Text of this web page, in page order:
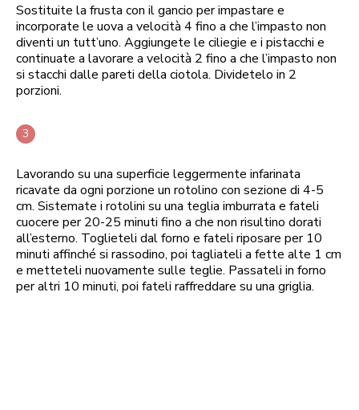
Sostituite la frusta con il gancio per impastare e
incorporate le uova a velocità 4 fino a che l’impasto non
diventi un tutt’uno. Aggiungete le ciliegie e i pistacchi e
continuate a lavorare a velocità 2 fino a che l’impasto non
si stacchi dalle pareti della ciotola. Dividetelo in 2
porzioni.
Lavorando su una superficie leggermente infarinata
ricavate da ogni porzione un rotolino con sezione di 4-5
cm. Sistemate i rotolini su una teglia imburrata e fateli
cuocere per 20-25 minuti fino a che non risultino dorati
all’esterno. Toglieteli dal forno e fateli riposare per 10
minuti affinché si rassodino, poi tagliateli a fette alte 1 cm
e metteteli nuovamente sulle teglie. Passateli in forno
per altri 10 minuti, poi fateli raffreddare su una griglia.